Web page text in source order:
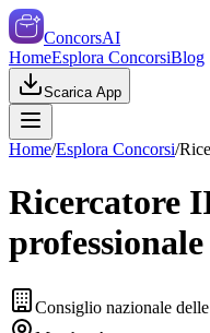
ConcorsAI
HomeEsplora ConcorsiBlog
Scarica App
Home/Esplora Concorsi/
Ricercatore
professionale
Consiglio nazionale